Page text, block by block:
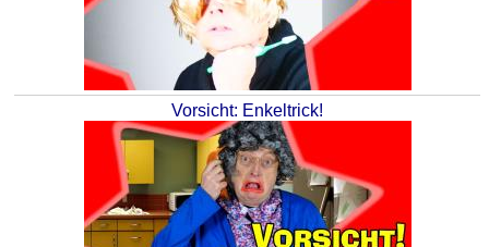
Vorsicht: Enkeltrick!